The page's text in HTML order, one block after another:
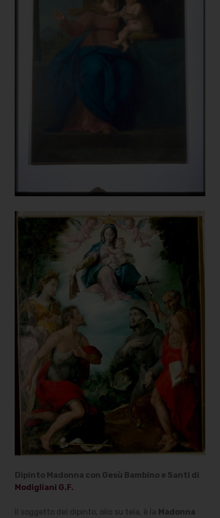
Dipinto Madonna con Gesù Bambino e Santi di
Modigliani G.F.
Il soggetto del dipinto, olio su tela, è la Madonna